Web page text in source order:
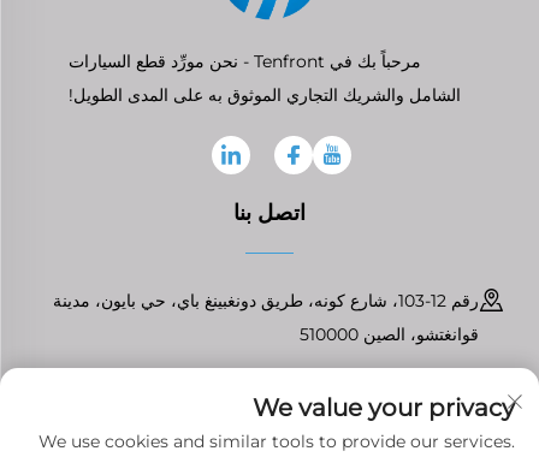
مرحباً بك في Tenfront - نحن مورِّد قطع السيارات
الشامل والشريك التجاري الموثوق به على المدى الطويل!
اتصل بنا
رقم 12-103، شارع كونه، طريق دونغبينغ باي، حي بايون، مدينة
قوانغتشو، الصين 510000
[email protected]
We value your privacy
We use cookies and similar tools to provide our services.